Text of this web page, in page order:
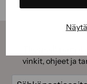
vinkit, ohjeet ja
Sähköposti